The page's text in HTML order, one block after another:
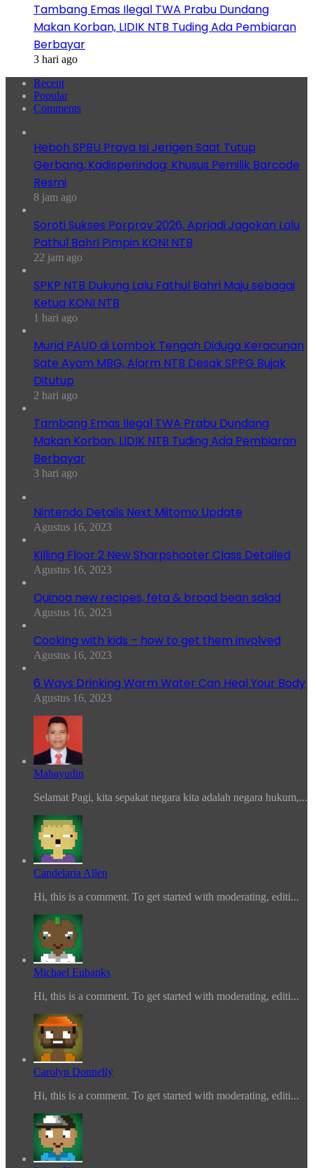
Tambang Emas Ilegal TWA Prabu Dundang
Makan Korban, LIDIK NTB Tuding Ada Pembiaran
Berbayar
3 hari ago
Recent
Popular
Comments
Heboh SPBU Praya Isi Jerigen Saat Tutup
Gerbang, Kadisperindag: Khusus Pemilik Barcode
Resmi
8 jam ago
Soroti Sukses Porprov 2026, Apriadi Jagokan Lalu
Pathul Bahri Pimpin KONI NTB
22 jam ago
SPKP NTB Dukung Lalu Fathul Bahri Maju sebagai
Ketua KONI NTB
1 hari ago
Murid PAUD di Lombok Tengah Diduga Keracunan
Sate Ayam MBG, Alarm NTB Desak SPPG Bujak
Ditutup
2 hari ago
Tambang Emas Ilegal TWA Prabu Dundang
Makan Korban, LIDIK NTB Tuding Ada Pembiaran
Berbayar
3 hari ago
Nintendo Details Next Miitomo Update
Agustus 16, 2023
Killing Floor 2 New Sharpshooter Class Detailed
Agustus 16, 2023
Quinoa new recipes, feta & broad bean salad
Agustus 16, 2023
Cooking with kids – how to get them involved
Agustus 16, 2023
6 Ways Drinking Warm Water Can Heal Your Body
Agustus 16, 2023
Mahayudin
Selamat Pagi, kita sepakat negara kita adalah negara hukum,...
Candelaria Allen
Hi, this is a comment. To get started with moderating, editi...
Michael Eubanks
Hi, this is a comment. To get started with moderating, editi...
Carolyn Donnelly
Hi, this is a comment. To get started with moderating, editi...